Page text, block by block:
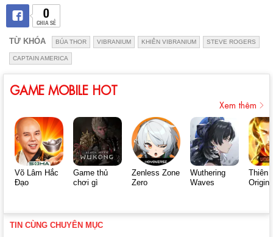
0
CHIA SẺ
TỪ KHÓA BÚA THOR VIBRANIUM KHIÊN VIBRANIUM STEVE ROGERS
CAPTAIN AMERICA
GAME MOBILE HOT
Xem thêm
Võ Lâm Hắc
Đạo
Game thủ
chơi gì
Zenless Zone
Zero
Wuthering
Waves
Thiên
Origin
TIN CÙNG CHUYÊN MỤC